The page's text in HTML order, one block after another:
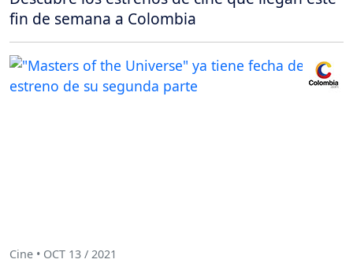
fin de semana a Colombia
Cine • OCT 13 / 2021